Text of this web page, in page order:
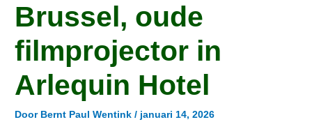
Brussel, oude
filmprojector in
Arlequin Hotel
Door Bernt Paul Wentink/ januari 14, 2026